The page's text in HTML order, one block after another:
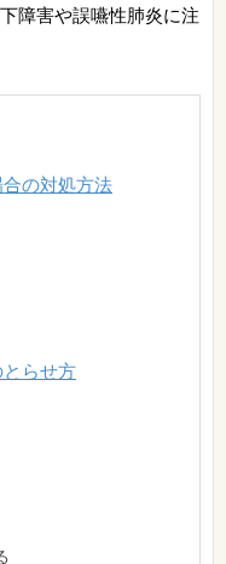
障害や誤嚥性肺炎に注
の対処方法
らせ方